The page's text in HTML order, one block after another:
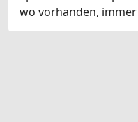
wo vorhanden,